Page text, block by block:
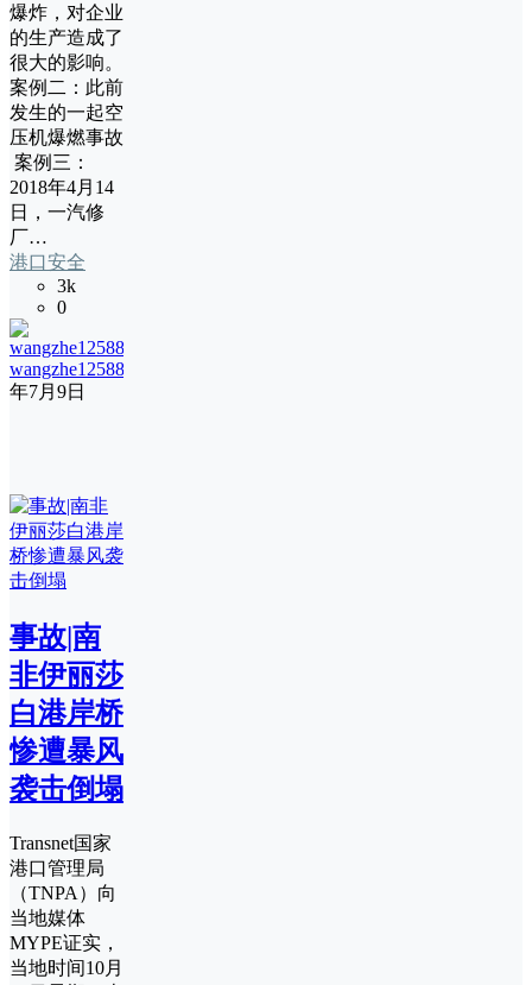
爆炸，对企业
的生产造成了
很大的影响。
案例二：此前
发生的一起空
压机爆燃事故
案例三：
2018年4月14
日，一汽修
厂…
港口安全
3k
0
wangzhe12588
年7月9日
事故|南
非伊丽莎
白港岸桥
惨遭暴风
袭击倒塌
Transnet国家
港口管理局
（TNPA）向
当地媒体
MYPE证实，
当地时间10月